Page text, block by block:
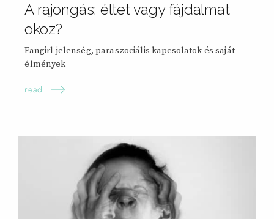
A rajongás: éltet vagy fájdalmat
okoz?
Fangirl-jelenség, paraszociális kapcsolatok és saját
élmények
read